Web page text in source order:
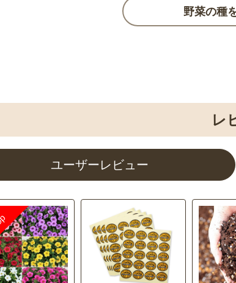
野菜の種
ー よく咲くス
ックス
4.8（13）
ネモフィラ インシグ
ニス ブルー
4.6
（20）
ーミックス
（タネまき・
まとめ割引
花と野菜の培養土 W-
SOIL-305
ギ アイドルも
R）
ブロッコリー よくば
り(R)
ニンニク ニュ
イト6片
4.7（29）
ニンニク くまモンニ
ンニク
4.7
（3）
割引
ック苗 江原ビ
ックス
セルトップ(R)苗 パン
ジー よく咲くスミレ 6
リップ スペシ
ックス 50品種
アネモネ ミストラル
ピンク
レ
ユーザーレビュー